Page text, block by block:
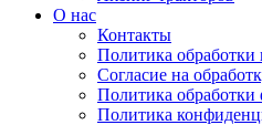
О нас
Контакты
Политика
Согласие на
Политика обработки
Политика